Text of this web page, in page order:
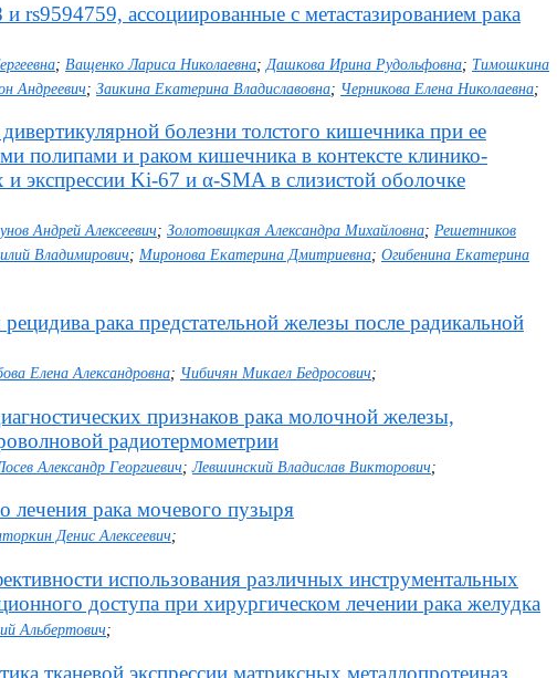
ассоциированные с метастазированием рака
; Ващенко Лариса Николаевна; Дашкова Ирина Рудольфовна; Тимошкина
Андреевич ; Заикина Екатерина Владиславовна; Черникова Елена Николаевна;
болезни толстого кишечника при ее
полипами и раком кишечника в контексте клинико-
экспрессии Ki-67 и α-SMA в слизистой оболочке
Андрей Алексеевич; Золотовицкая Александра Михайловна; Решетников
Владимирович; Миронова Екатерина Дмитриевна; Огибенина Екатерина
рака предстательной железы после радикальной
Елена Александровна; Чибичян Микаел Бедросович;
признаков рака молочной железы,
радиотермометрии
Александр Георгиевич;Левшинский Владислав Викторович ;
лечения рака мочевого пузыря
Денис Алексеевич;
использования различных инструментальных
доступа при хирургическом лечении рака желудка
Альбертович;
тканевой экспрессии матриксных металлопротеиназ